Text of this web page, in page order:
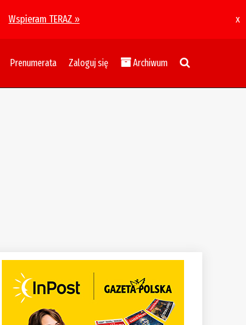
Wspieram TERAZ » x
Prenumerata Zaloguj się Archiwum